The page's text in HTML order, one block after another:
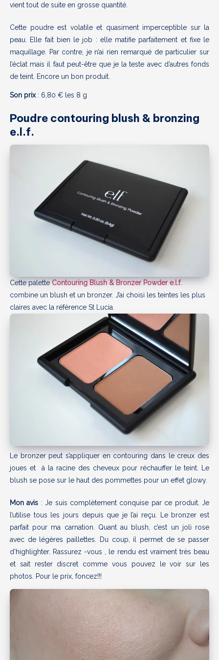
vient tout de suite en grosse quantité.
Cette poudre est volatile et quasiment imperceptible sur la
peau. Elle fait bien le job : elle matifie parfaitement et fixe le
maquillage. Par contre, je n’ai rien remarqué de particulier sur
l’éclat mais il faut peut-être que je la teste avec d’autres fonds
de teint. Encore un bon produit.
Son prix: 6,80 € les 8 g
Poudre contouring blush & bronzing
e.l.f.
Cette paletteContouring Blush & Bronzer Powder e.l.f.
combine un blush et un bronzer. J’ai choisi les teintes les plus
claires avec la référence St Lucia.
Le bronzer peut s’appliquer en contouring dans le creux des
joues et à la racine des cheveux pour réchauffer le teint. Le
blush se pose sur le haut des pommettes pour un effet glowy.
Mon avis : Je suis complètement conquise par ce produit. Je
l’utilise tous les jours depuis que je l’ai reçu. Le bronzer est
parfait pour ma carnation. Quant au blush, c’est un joli rose
avec de légères paillettes. Du coup, il permet de se passer
d’highlighter. Rassurez -vous , le rendu est vraiment très beau
et sait rester discret comme vous pouvez le voir sur les
photos. Pour le prix, foncez!!!